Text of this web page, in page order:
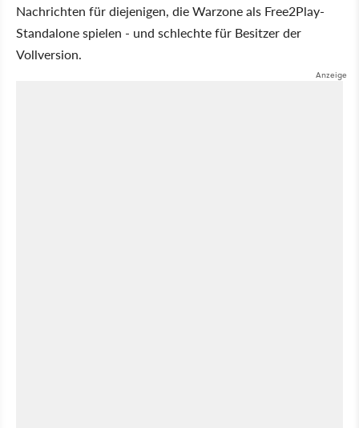
Nachrichten für diejenigen, die Warzone als Free2Play-
Standalone spielen - und schlechte für Besitzer der
Vollversion.